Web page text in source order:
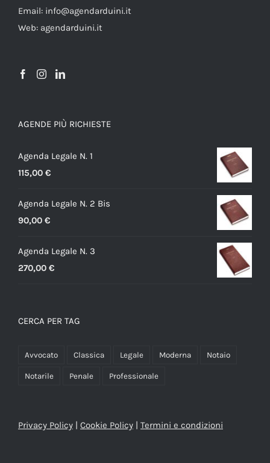
Email: info@agendarduini.it
Web: agendarduini.it
AGENDE PIÙ RICHIESTE
Agenda Legale N. 1
115,00 €
Agenda Legale N. 2 Bis
90,00 €
Agenda Legale N. 3
270,00 €
CERCA PER TAG
Avvocato Classica Legale Moderna Notaio
Notarile Penale Professionale
Privacy Policy | Cookie Policy | Termini e condizioni